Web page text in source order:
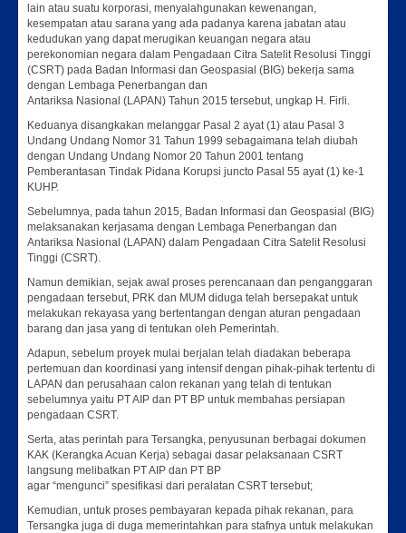
lain atau suatu korporasi, menyalahgunakan kewenangan,
kesempatan atau sarana yang ada padanya karena jabatan atau
kedudukan yang dapat merugikan keuangan negara atau
perekonomian negara dalam Pengadaan Citra Satelit Resolusi Tinggi
(CSRT) pada Badan Informasi dan Geospasial (BIG) bekerja sama
dengan Lembaga Penerbangan dan
Antariksa Nasional (LAPAN) Tahun 2015 tersebut, ungkap H. Firli.
Keduanya disangkakan melanggar Pasal 2 ayat (1) atau Pasal 3
Undang Undang Nomor 31 Tahun 1999 sebagaimana telah diubah
dengan Undang Undang Nomor 20 Tahun 2001 tentang
Pemberantasan Tindak Pidana Korupsi juncto Pasal 55 ayat (1) ke-1
KUHP.
Sebelumnya, pada tahun 2015, Badan Informasi dan Geospasial (BIG)
melaksanakan kerjasama dengan Lembaga Penerbangan dan
Antariksa Nasional (LAPAN) dalam Pengadaan Citra Satelit Resolusi
Tinggi (CSRT).
Namun demikian, sejak awal proses perencanaan dan penganggaran
pengadaan tersebut, PRK dan MUM diduga telah bersepakat untuk
melakukan rekayasa yang bertentangan dengan aturan pengadaan
barang dan jasa yang di tentukan oleh Pemerintah.
Adapun, sebelum proyek mulai berjalan telah diadakan beberapa
pertemuan dan koordinasi yang intensif dengan pihak-pihak tertentu di
LAPAN dan perusahaan calon rekanan yang telah di tentukan
sebelumnya yaitu PT AIP dan PT BP untuk membahas persiapan
pengadaan CSRT.
Serta, atas perintah para Tersangka, penyusunan berbagai dokumen
KAK (Kerangka Acuan Kerja) sebagai dasar pelaksanaan CSRT
langsung melibatkan PT AIP dan PT BP
agar “mengunci” spesifikasi dari peralatan CSRT tersebut;
Kemudian, untuk proses pembayaran kepada pihak rekanan, para
Tersangka juga di duga memerintahkan para stafnya untuk melakukan